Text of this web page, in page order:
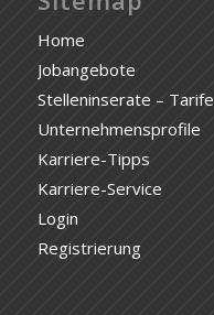
Home
Jobangebote
Stelleninserate – Tarife
Unternehmensprofile
Karriere-Tipps
Karriere-Service
Login
Registrierung